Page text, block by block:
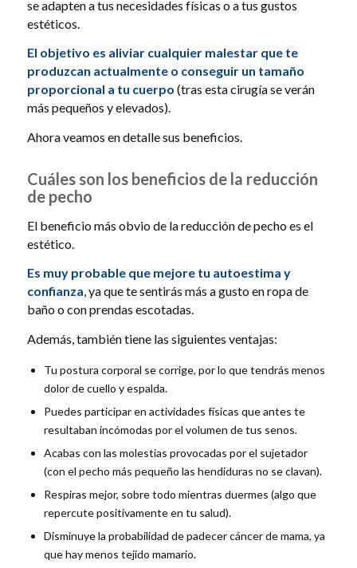
se adapten a tus necesidades físicas o a tus gustos
estéticos.
El objetivo es aliviar cualquier malestar que te
produzcan actualmente o conseguir un tamaño
proporcional a tu cuerpo (tras esta cirugía se verán
más pequeños y elevados).
Ahora veamos en detalle sus beneficios.
Cuáles son los beneficios de la reducción
de pecho
El beneficio más obvio de la reducción de pecho es el
estético.
Es muy probable que mejore tu autoestima y
confianza, ya que te sentirás más a gusto en ropa de
baño o con prendas escotadas.
Además, también tiene las siguientes ventajas:
Tu postura corporal se corrige, por lo que tendrás menos
dolor de cuello y espalda.
Puedes participar en actividades físicas que antes te
resultaban incómodas por el volumen de tus senos.
Acabas con las molestias provocadas por el sujetador
(con el pecho más pequeño las hendiduras no se clavan).
Respiras mejor, sobre todo mientras duermes (algo que
repercute positivamente en tu salud).
Disminuye la probabilidad de padecer cáncer de mama, ya
que hay menos tejido mamario.